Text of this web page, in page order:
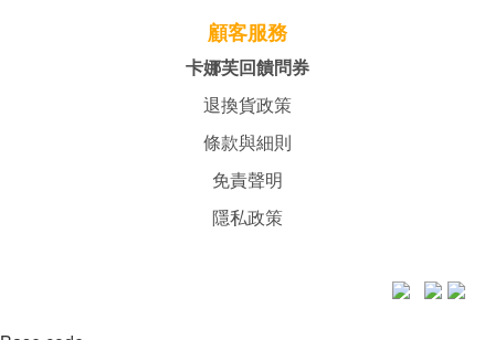
顧客服務
卡娜芙回饋問券
退換貨政策
條款與細則
免責聲明
隱私政策